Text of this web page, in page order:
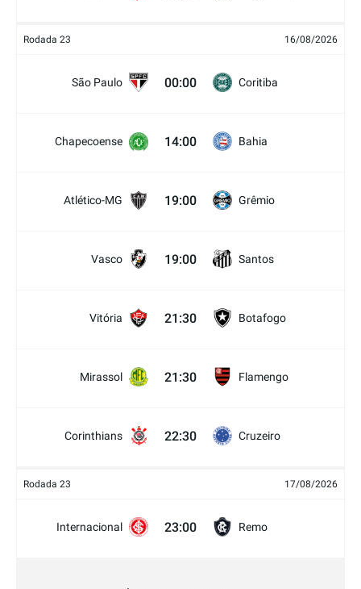
Rodada 23 16/08/2026
São Paulo 00:00 Coritiba
Chapecoense 14:00 Bahia
Atlético-MG 19:00 Grêmio
Vasco 19:00 Santos
Vitória 21:30 Botafogo
Mirassol 21:30 Flamengo
Corinthians 22:30 Cruzeiro
Rodada 23 17/08/2026
Internacional 23:00 Remo